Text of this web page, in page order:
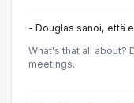
- Douglas sanoi, että
What's that all about?
meetings.